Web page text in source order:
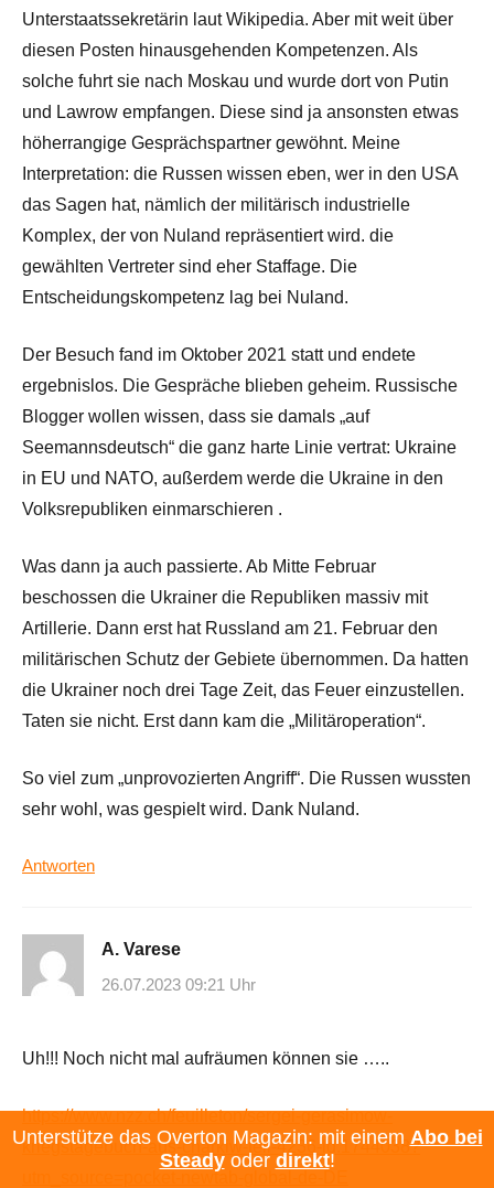
Unterstaatssekretärin laut Wikipedia. Aber mit weit über
diesen Posten hinausgehenden Kompetenzen. Als
solche fuhrt sie nach Moskau und wurde dort von Putin
und Lawrow empfangen. Diese sind ja ansonsten etwas
höherrangige Gesprächspartner gewöhnt. Meine
Interpretation: die Russen wissen eben, wer in den USA
das Sagen hat, nämlich der militärisch industrielle
Komplex, der von Nuland repräsentiert wird. die
gewählten Vertreter sind eher Staffage. Die
Entscheidungskompetenz lag bei Nuland.
Der Besuch fand im Oktober 2021 statt und endete
ergebnislos. Die Gespräche blieben geheim. Russische
Blogger wollen wissen, dass sie damals „auf
Seemannsdeutsch“ die ganz harte Linie vertrat: Ukraine
in EU und NATO, außerdem werde die Ukraine in den
Volksrepubliken einmarschieren .
Was dann ja auch passierte. Ab Mitte Februar
beschossen die Ukrainer die Republiken massiv mit
Artillerie. Dann erst hat Russland am 21. Februar den
militärischen Schutz der Gebiete übernommen. Da hatten
die Ukrainer noch drei Tage Zeit, das Feuer einzustellen.
Taten sie nicht. Erst dann kam die „Militäroperation“.
So viel zum „unprovozierten Angriff“. Die Russen wussten
sehr wohl, was gespielt wird. Dank Nuland.
Antworten
A. Varese
26.07.2023 09:21 Uhr
Uh!!! Noch nicht mal aufräumen können sie …..
https://www.nzz.ch/feuilleton/sergei-gerasimow-
kriegstagebuch-aus-charkiw-teil-4236-ld.1744038?
utm_source=pocket-newtab-global-de-DE
Unterstütze das Overton Magazin: mit einem Abo bei
Steadyoder direkt!